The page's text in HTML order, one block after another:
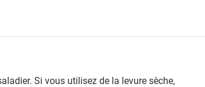
Si vous utilisez de la levure sèche,